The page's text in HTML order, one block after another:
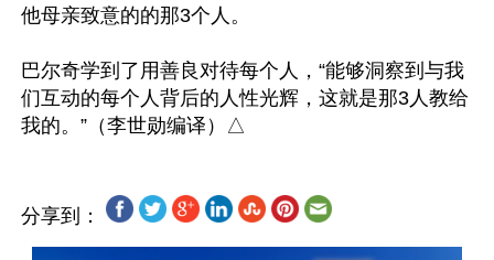
他母亲致意的的那3个人。
巴尔奇学到了用善良对待每个人，“能够洞察到与我
们互动的每个人背后的人性光辉，这就是那3人教给
分享到：